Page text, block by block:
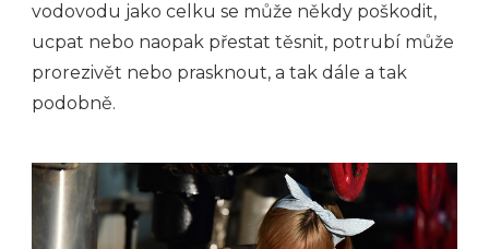
vodovodu jako celku se může někdy poškodit,
ucpat nebo naopak přestat těsnit, potrubí může
prorezivět nebo prasknout, a tak dále a tak
podobně.